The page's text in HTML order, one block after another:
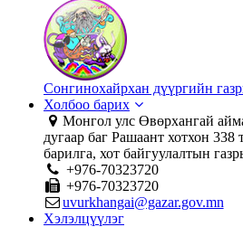
Сонгинохайрхан дүүргийн
Холбоо барих
Монгол улс Өвөрхангай
дугаар баг Рашаант хотхон 338
барилга, хот байгуулалтын
+976-70323720
+976-70323720
uvurkhangai@gazar.gov.mn
Хэлэлцүүлэг